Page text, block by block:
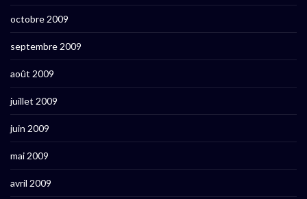
octobre 2009
septembre 2009
août 2009
juillet 2009
juin 2009
mai 2009
avril 2009